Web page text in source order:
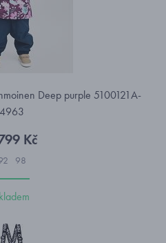
Deep purple 5100121A-
4963
Kč
98